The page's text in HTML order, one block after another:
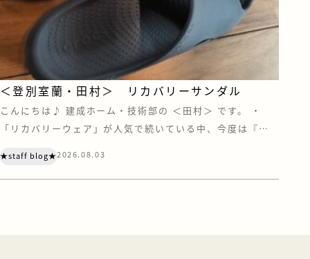
＜登別室蘭・田村＞ リカバリーサンダル
こんにちは♪ 建成ホーム・技術部の ＜田村＞ です。 ・
「リカバリーウェア」が人気で続いている中、今度は『リ
ス”もリカバリー界に足を踏み入れているとは・・・ リカバ
リーウェアの効果がいまひとつ得られなかったので、今度は
★staff blog★2026.08.03